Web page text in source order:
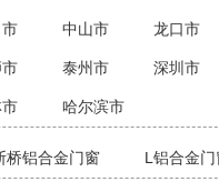
中山市 龙口市
泰州市 深圳市
哈尔滨市
桥铝合金门窗 L铝合金门